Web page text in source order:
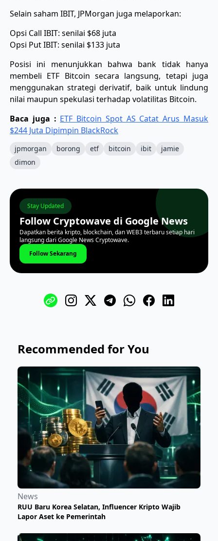
Selain saham IBIT, JPMorgan juga melaporkan:
Opsi Call IBIT: senilai $68 juta
Opsi Put IBIT: senilai $133 juta
Posisi ini menunjukkan bahwa bank tidak hanya
membeli ETF Bitcoin secara langsung, tetapi juga
menggunakan strategi derivatif, baik untuk lindung
nilai maupun spekulasi terhadap volatilitas Bitcoin.
Baca juga : ETF Bitcoin Spot AS Catat Arus Masuk
$244 Juta Dipimpin BlackRock
jpmorgan borong etf bitcoin ibit
jamie
dimon
Stay Updated
Follow Cryptowave di Google News
Dapatkan berita kripto, blockchain, dan WEB3 terbaru setiap hari
langsung dari Google News Cryptowave.
Follow Sekarang
Recommended for You
News
RUU Baru Korea Selatan, Influencer Kripto Wajib
Lapor Aset ke Pemerintah